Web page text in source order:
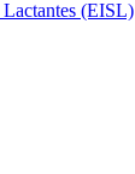
(EISL)